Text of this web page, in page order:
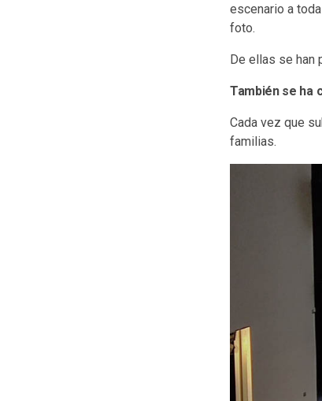
escenario a
foto.
De ellas se han
También se ha
Cada vez que
familias.